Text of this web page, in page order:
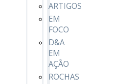
ARTIGOS
EM
FOCO
D&A
EM
AÇÃO
ROCHAS